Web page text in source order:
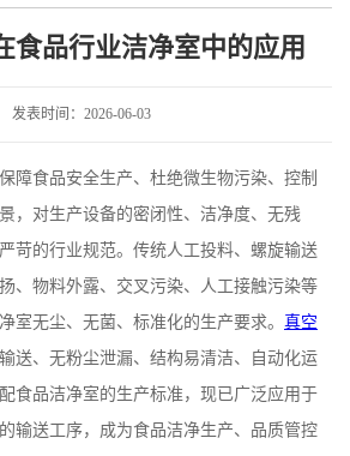
食品行业洁净室中的应用
发表时间：2026-06-03
障食品安全生产、杜绝微生物污染、控制
，对生产设备的密闭性、洁净度、无残
苛的行业规范。传统人工投料、螺旋输送
、物料外露、交叉污染、人工接触污染等
室无尘、无菌、标准化的生产要求。 真空
送、无粉尘泄漏、结构易清洁、自动化运
食品洁净室的生产标准，现已广泛应用于
输送工序，成为食品洁净生产、品质管控